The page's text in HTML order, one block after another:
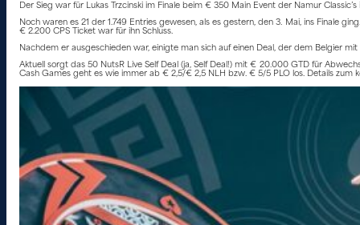
Der Sieg war für Lukas Trzcinski im Finale beim € 350 Main Event der Namur
Noch waren es 21 der 1.749 Entries gewesen, als es gestern, den 3. Mai, ins Finale
€ 2.200 CPS Ticket war für ihn Schluss.
Nachdem er ausgeschieden war, einigte man sich auf einen Deal, der dem Belgier
Aktuell sorgt das 50 NutsR Live Self Deal (ja, Self Deal!) mit € 20.000 GTD für
Cash Games geht es wie immer ab € 2,5/€ 2,5 NLH bzw. € 5/5 PLO los. Details